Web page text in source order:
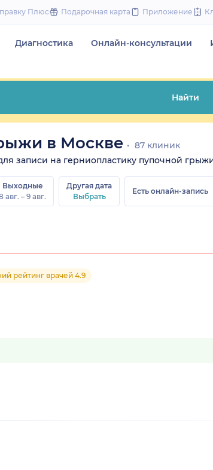
to
Плюс Подарочная карта Приложение
Диагностика Онлайн-консультации
Найти
в Москве
87 клиник
записи на герниопластику пупочной
Выходные
авг. – 9 авг.
Другая дата
Выбрать
Есть онлайн-запись
рейтинг врачей 4.9